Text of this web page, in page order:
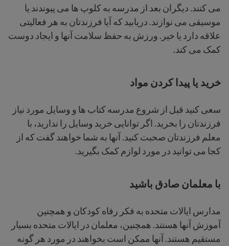
می کنند. دیگران بعد از مدرسه به کلوپ ها می پیوندند یا
موسیقی می نوازند. دریابید که آیا فرزندتان به هر فعالیتی
علاقه دارد یا خیر. ورزش به حفظ سلامت آنها و ایجاد دوست
کمک می کند.
خرید یا پیدا کردن مواد
سعی کنید قبل از شروع مدرسه کتاب ها و وسایل مورد نیاز
فرزندتان را بخرید. اگر توانایی خرید وسایل را ندارید، با
معلم فرزندتان صحبت کنید. آنها به شما خواهند گفت که از
کجا می توانید در مورد لوازم کمک بگیرید.
با معلمان صادق باشید
مدارس ایالات متحده به فکر رفاه کودکان و همچنین
آموزش آنها هستند. همچنین، معلمان در ایالات متحده بسیار
مستقیم هستند. آنها ممکن است بخواهند در مورد هر گونه